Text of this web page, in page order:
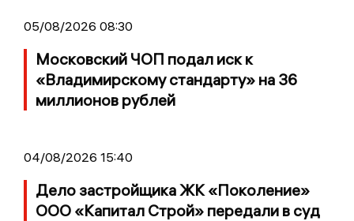
05/08/2026 08:30
Московский ЧОП подал иск к
«Владимирскому стандарту» на 36
миллионов рублей
04/08/2026 15:40
Дело застройщика ЖК «Поколение»
ООО «Капитал Строй» передали в суд